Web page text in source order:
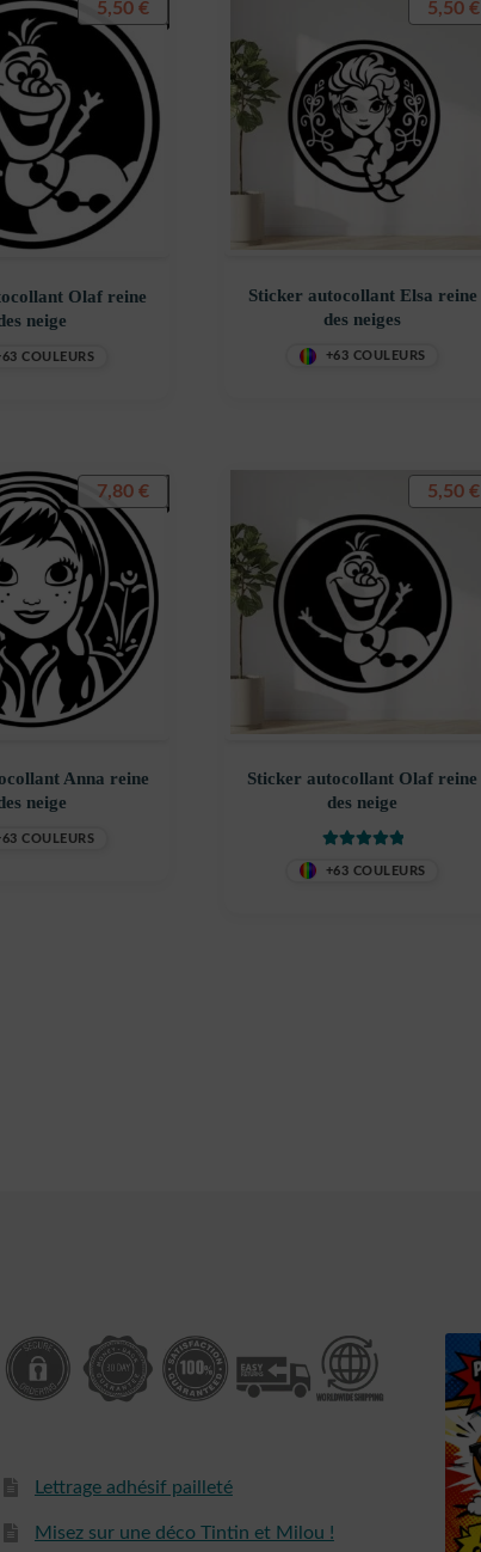
Olaf reine
neige
COULEURS
5,50 €
Sticker autocollant Elsa reine
des neiges
+63 COULEURS
5,50€
Anna reine
neige
COULEURS
7,80 €
Sticker autocollant Olaf reine
des neige
+63 COULEURS
5,50€
Lettrage adhésif pailleté
Misez sur une déco Tintin et Milou !